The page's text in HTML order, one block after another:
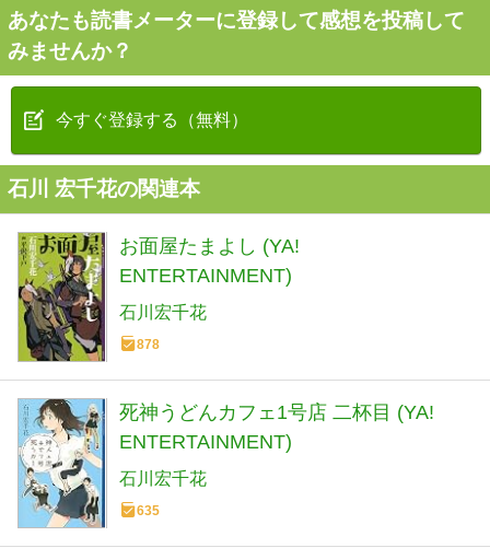
あなたも読書メーターに登録して感想を投稿して
みませんか？
今すぐ登録する（無料）
石川 宏千花の関連本
お面屋たまよし (YA!
ENTERTAINMENT)
石川宏千花
878
死神うどんカフェ1号店 二杯目 (YA!
ENTERTAINMENT)
石川宏千花
635